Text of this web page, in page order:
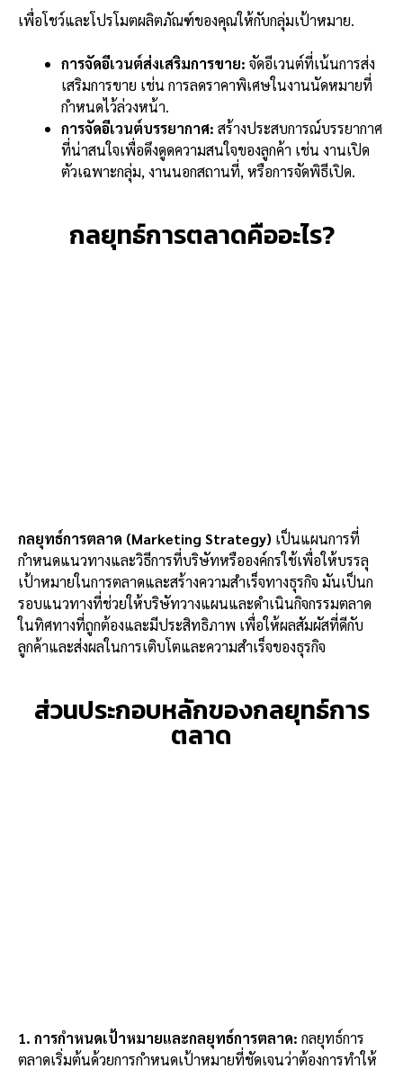
เพื่อโชว์และโปรโมตผลิตภัณฑ์ของคุณให้กับกลุ่มเป้าหมาย.
การจัดอีเวนต์ส่งเสริมการขาย: จัดอีเวนต์ที่เน้นการส่ง
เสริมการขาย เช่น การลดราคาพิเศษในงานนัดหมายที่
กำหนดไว้ล่วงหน้า.
การจัดอีเวนต์บรรยากาศ: สร้างประสบการณ์บรรยากาศ
ที่น่าสนใจเพื่อดึงดูดความสนใจของลูกค้า เช่น งานเปิด
ตัวเฉพาะกลุ่ม, งานนอกสถานที่, หรือการจัดพิธีเปิด.
กลยุทธ์การตลาดคืออะไร?
กลยุทธ์การตลาด (Marketing Strategy) เป็นแผนการที่
กำหนดแนวทางและวิธีการที่บริษัทหรือองค์กรใช้เพื่อให้บรรลุ
เป้าหมายในการตลาดและสร้างความสำเร็จทางธุรกิจ มันเป็นก
รอบแนวทางที่ช่วยให้บริษัทวางแผนและดำเนินกิจกรรมตลาด
ในทิศทางที่ถูกต้องและมีประสิทธิภาพ เพื่อให้ผลสัมผัสที่ดีกับ
ลูกค้าและส่งผลในการเติบโตและความสำเร็จของธุรกิจ
ส่วนประกอบหลักของกลยุทธ์การ
ตลาด
1. การกำหนดเป้าหมายและกลยุทธ์การตลาด: กลยุทธ์การ
ตลาดเริ่มต้นด้วยการกำหนดเป้าหมายที่ชัดเจนว่าต้องการทำให้